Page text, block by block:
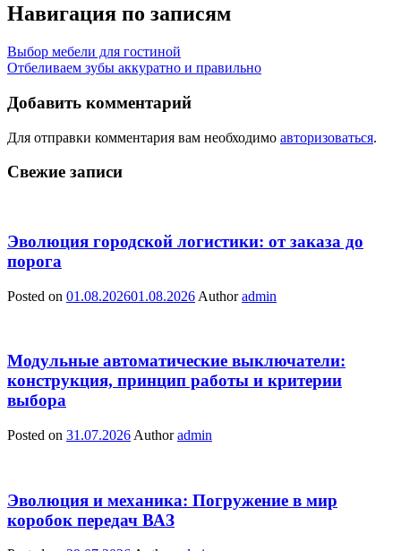
Навигация по записям
Выбор мебели для гостиной
Отбеливаем зубы аккуратно и правильно
Добавить комментарий
Для отправки комментария вам необходимо авторизоваться.
Свежие записи
Эволюция городской логистики: от заказа до
порога
Posted on 01.08.202601.08.2026 Author admin
Модульные автоматические выключатели:
конструкция, принцип работы и критерии
выбора
Posted on 31.07.2026 Author admin
Эволюция и механика: Погружение в мир
коробок передач ВАЗ